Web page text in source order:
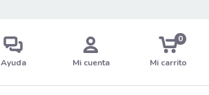
Ayuda Mi cuenta Mi carrito
0